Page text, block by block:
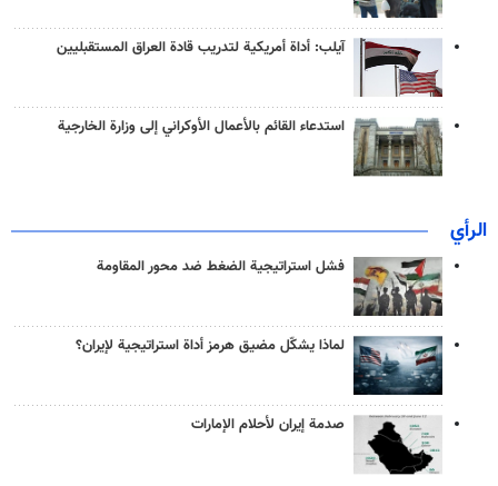
آيلب: أداة أمريكية لتدريب قادة العراق المستقبليين
استدعاء القائم بالأعمال الأوكراني إلى وزارة الخارجية
الرأي
فشل استراتيجية الضغط ضد محور المقاومة
لماذا يشكّل مضيق هرمز أداة استراتيجية لإيران؟
صدمة إيران لأحلام الإمارات